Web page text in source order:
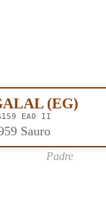
(EG)
EA0 II
Sauro
Padre